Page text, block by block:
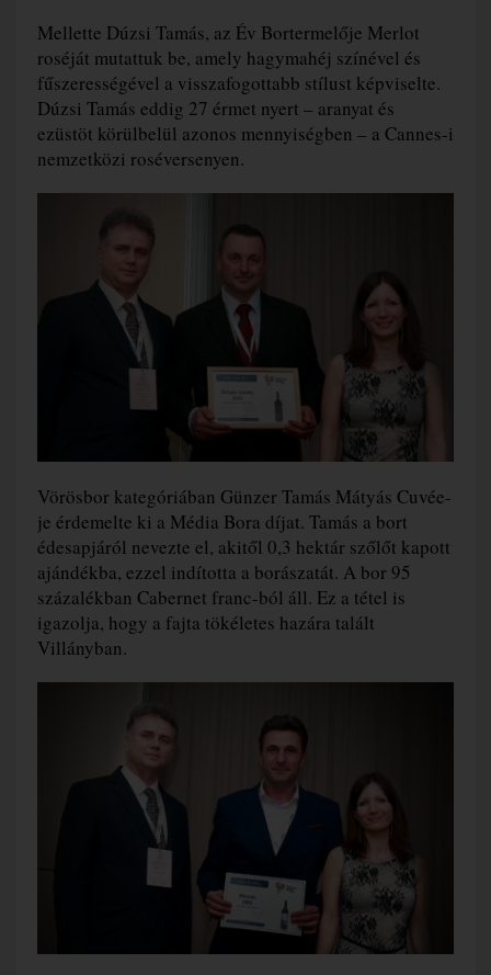
Mellette Dúzsi Tamás, az Év Bortermelője Merlot
roséját mutattuk be, amely hagymahéj színével és
fűszerességével a visszafogottabb stílust képviselte.
Dúzsi Tamás eddig 27 érmet nyert – aranyat és
ezüstöt körülbelül azonos mennyiségben – a Cannes-i
nemzetközi roséversenyen.
Vörösbor kategóriában Günzer Tamás Mátyás Cuvée-
je érdemelte ki a Média Bora díjat. Tamás a bort
édesapjáról nevezte el, akitől 0,3 hektár szőlőt kapott
ajándékba, ezzel indította a borászatát. A bor 95
százalékban Cabernet franc-ból áll. Ez a tétel is
igazolja, hogy a fajta tökéletes hazára talált
Villányban.